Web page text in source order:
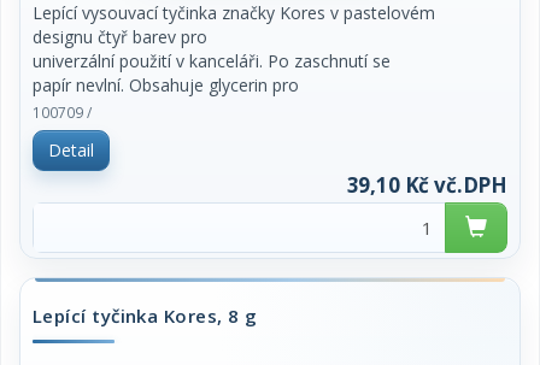
Lepící vysouvací tyčinka značky Kores v pastelovém
designu čtyř barev pro
univerzální použití v kanceláři. Po zaschnutí se
papír nevlní. Obsahuje glycerin pro
jemné lepení. Lepí všechny druhy papíru a korek
trvale za 60 vteřin. Vzduchotěsný
uzávěr zajišťuje dlouhou životnost. Neobsahuje
ekologické, 60% obsahu je vyrobeno z obnovitelných
100709 /
Detail
39,10 Kč vč.DPH
Lepící tyčinka Kores, 8 g